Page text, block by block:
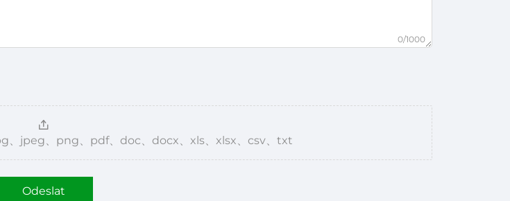
0/1000
jpeg、png、pdf、doc、docx、xls、xlsx、csv、txt
Odeslat